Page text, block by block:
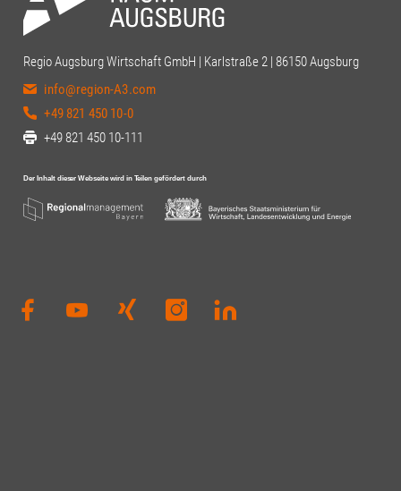
Regio Augsburg Wirtschaft GmbH | Karlstraße 2 | 86150 Augsburg
info@region-A3.com
+49 821 450 10-0
+49 821 450 10-111